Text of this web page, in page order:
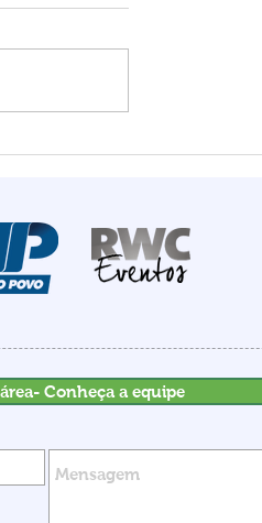
investimentos até 2030
Conheça a equipe